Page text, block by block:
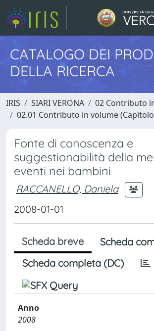
CATALOGO DEI
DELLA RICERCA
IRIS SIARI VERONA
02 Contributo
02.01 Contributo in volume
Fonte di conoscenza e
suggestionabilità della
eventi nei bambini
RACCANELLO, Daniela
2008-01-01
Scheda breve
Scheda
Scheda completa (DC)
Anno
2008